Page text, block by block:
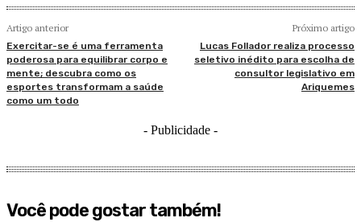
Artigo anterior
Exercitar-se é uma ferramenta
poderosa para equilibrar corpo e
mente; descubra como os
esportes transformam a saúde
como um todo
Próximo artigo
Lucas Follador realiza processo
seletivo inédito para escolha de
consultor legislativo em
Ariquemes
- Publicidade -
Você pode gostar também!